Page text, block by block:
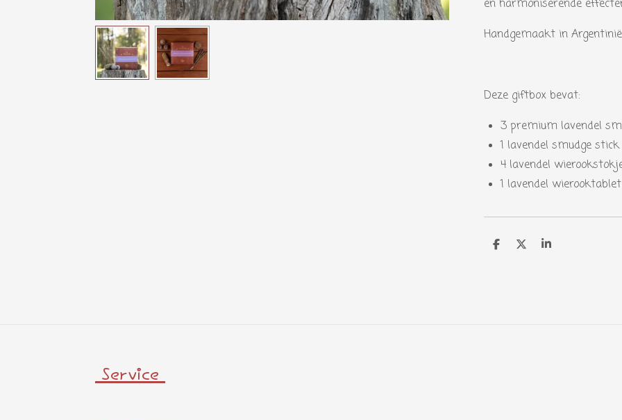
en harmoniserende
Handgemaakt in
Deze giftbox bevat:
3 premium lavendel
1 lavendel smudge stick
4 lavendel
1 lavendel wierooktablet
D D S
Service